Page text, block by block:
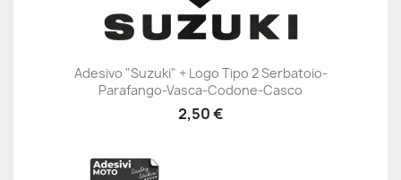
Adesivo "Suzuki" + Logo Tipo 2 Serbatoio-
Parafango-Vasca-Codone-Casco
2,50 €